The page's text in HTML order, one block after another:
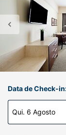
Data de Check-
Qui. 6 Agosto